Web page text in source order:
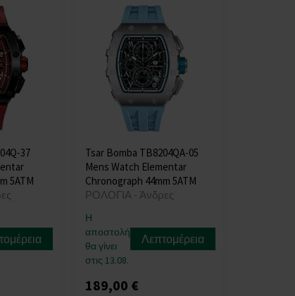
37
5ATM
Tsar Bomba TB8204QA-05
Mens Watch Elementar
Chronograph 44mm 5ATM
ΡΟΛΟΓΙΑ - Άνδρες
Η
αποστολή
θα γίνει
στις 13.08.
Λεπτομέρεια
189,00 €